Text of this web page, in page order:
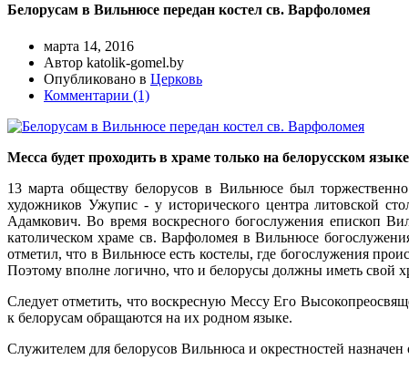
Белорусам в Вильнюсе передан костел св. Варфоломея
марта 14, 2016
Автор katolik-gomel.by
Опубликовано в Церковь
Комментарии (1)
Месса будет проходить в храме только на белорусском
13 марта обществу белорусов в Вильнюсе был
художников Ужупис - у исторического центра литовской
Адамкович. Во время воскресного богослужения епископ
католическом храме св. Варфоломея в Вильнюсе
отметил, что в Вильнюсе есть костелы, где богослужения
Поэтому вполне логично, что и белорусы должны иметь свой
Следует отметить, что воскресную Мессу Его
к белорусам обращаются на их родном языке.
Служителем для белорусов Вильнюса и окрестностей